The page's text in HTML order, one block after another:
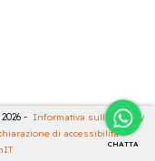
CHATTA
- Informativa sulla privacy
di accessibilità -